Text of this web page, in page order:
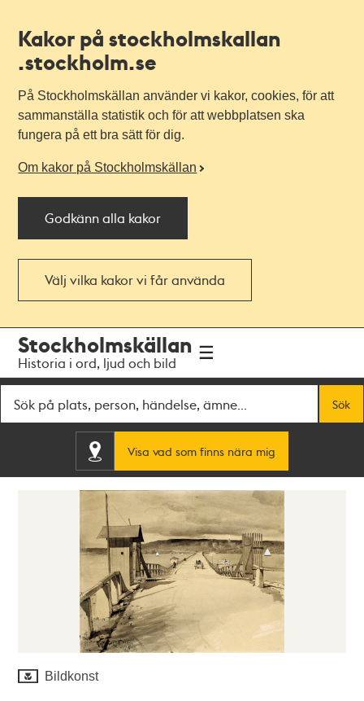
Kakor på stockholmskallan
.stockholm.se
På Stockholmskällan använder vi kakor, cookies, för att
sammanställa statistik och för att webbplatsen ska
fungera på ett bra sätt för dig.
Om kakor på Stockholmskällan
Godkänn alla kakor
Välj vilka kakor vi får använda
navigationen
huvudinnehållet
Stockholmskällan
Historia i ord, ljud och bild
Sök
Visa vad som finns nära mig
Bildkonst